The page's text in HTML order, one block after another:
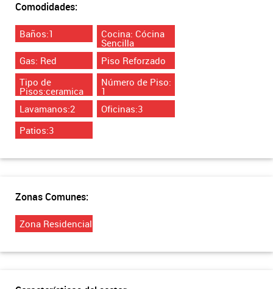
Comodidades:
Baños:1 Cocina: Cócina
Sencilla
Gas: Red
Piso Reforzado
Tipo de
Pisos:ceramica
Número de Piso:
1
Lavamanos:2
Oficinas:3
Patios:3
Zonas Comunes:
Zona Residencial